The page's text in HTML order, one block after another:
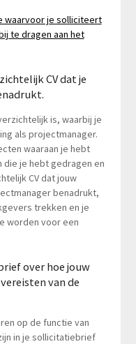
waarvoor je solliciteert
te dragen aan het
CV dat je
is, waarbij je
als projectmanager.
waaraan je hebt
je hebt gedragen en
CV dat jouw
benadrukt,
trekken en je
worden voor een
over hoe jouw
van de
op de functie van
in je sollicitatiebrief